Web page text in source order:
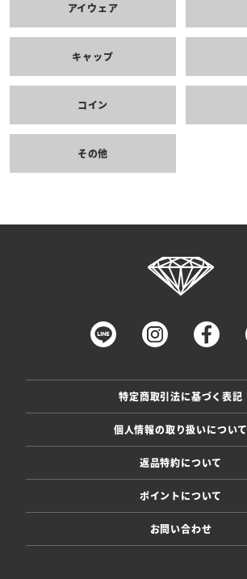
アイウェア
キャップ
コイン
その他
特定商取引法に基づく表記
個人情報の取り扱いについて
返品特約について
ポイントについて
お問い合わせ